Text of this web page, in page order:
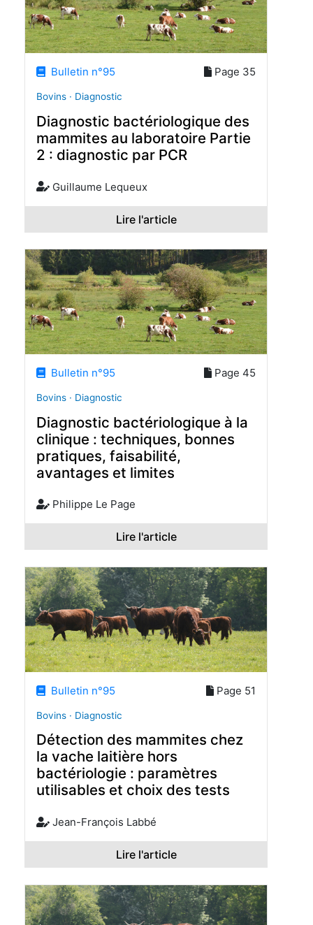
Bulletin n°95 Page 35
Bovins · Diagnostic
Diagnostic bactériologique des
mammites au laboratoire Partie
2 : diagnostic par PCR
Guillaume Lequeux
Lire l'article
Bulletin n°95 Page 45
Bovins · Diagnostic
Diagnostic bactériologique à la
clinique : techniques, bonnes
pratiques, faisabilité,
avantages et limites
Philippe Le Page
Lire l'article
Bulletin n°95 Page 51
Bovins · Diagnostic
Détection des mammites chez
la vache laitière hors
bactériologie : paramètres
utilisables et choix des tests
Jean-François Labbé
Lire l'article